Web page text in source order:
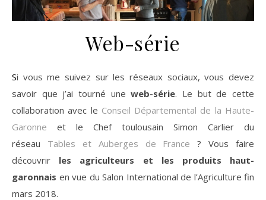
Web-série
Si vous me suivez sur les réseaux sociaux, vous devez
savoir que j’ai tourné uneweb-série. Le but de cette
collaboration avec le Conseil Départemental de la Haute-
Garonne et le Chef toulousain Simon Carlier du
réseau Tables et Auberges de France ? Vous faire
découvrir les agriculteurs et les produits haut-
garonnais en vue du Salon International de l’Agriculture fin
mars 2018.